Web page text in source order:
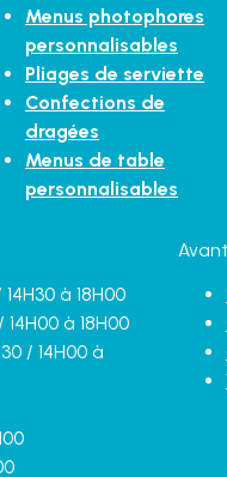
Menus photophores
personnalisables
Pliages de serviette
Confections de
dragées
Menus de table
personnalisables
à 18H00
14H00 à 18H00
/ 14H00 à